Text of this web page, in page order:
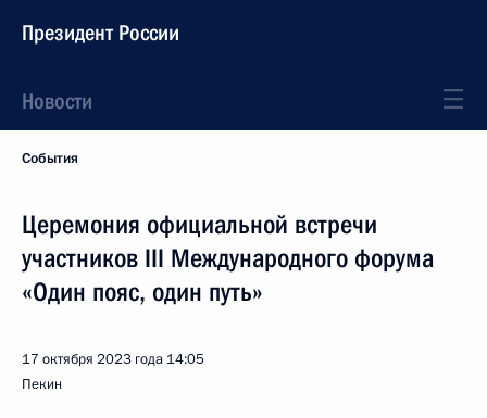
Президент России
Новости
События
Церемония официальной встречи
участников III Международного форума
«Один пояс, один путь»
17 октября 2023 года 14:05
Пекин